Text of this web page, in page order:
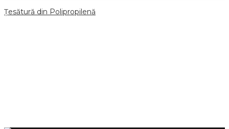
Ţesătură din Polipropilenă